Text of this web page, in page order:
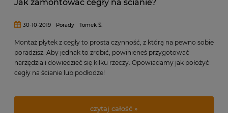
Jak zamontować cegły na ścianie?
30-10-2019 Porady Tomek Ś.
Montaż płytek z cegły to prosta czynność, z którą na pewno sobie
poradzisz. Aby jednak to zrobić, powinieneś przygotować
narzędzia i dowiedzieć się kilku rzeczy. Opowiadamy jak położyć
cegły na ścianie lub podłodze!
czytaj całość »